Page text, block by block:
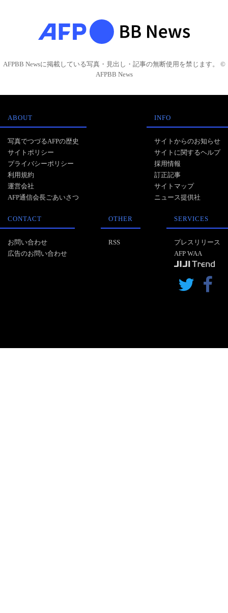
AFPBB Newsに掲載している写真・見出し・記事の無断使用を禁じます。 ©
AFPBB News
ABOUT
写真でつづるAFPの歴史
サイトポリシー
プライバシーポリシー
利用規約
運営会社
AFP通信会長ごあいさつ
INFO
サイトからのお知らせ
サイトに関するヘルプ
採用情報
訂正記事
サイトマップ
ニュース提供社
CONTACT
お問い合わせ
広告のお問い合わせ
OTHER
RSS
SERVICES
プレスリリース
AFP WAA